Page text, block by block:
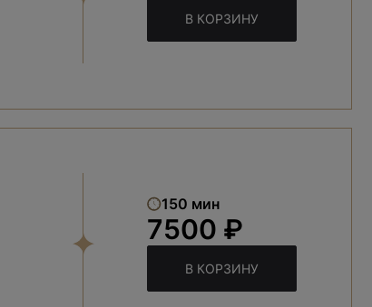
В КОРЗИНУ
150 мин
7500 ₽
В КОРЗИНУ